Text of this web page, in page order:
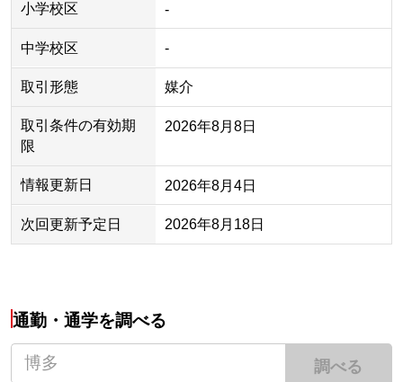
小学校区 -
中学校区 -
取引形態 媒介
取引条件の有効期
限
2026年8月8日
情報更新日 2026年8月4日
次回更新予定日 2026年8月18日
通勤・通学を調べる
調べる